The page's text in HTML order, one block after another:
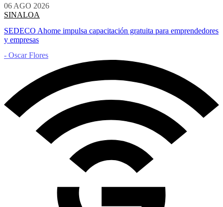
06 AGO 2026
SINALOA
SEDECO Ahome impulsa capacitación gratuita para emprendedores
y empresas
- Oscar Flores